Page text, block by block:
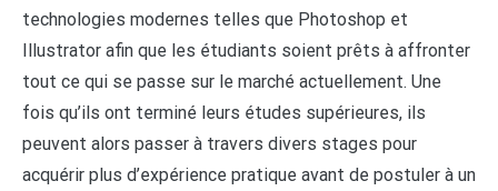
technologies modernes telles que Photoshop et
Illustrator afin que les étudiants soient prêts à affronter
tout ce qui se passe sur le marché actuellement. Une
fois qu’ils ont terminé leurs études supérieures, ils
peuvent alors passer à travers divers stages pour
acquérir plus d’expérience pratique avant de postuler à un